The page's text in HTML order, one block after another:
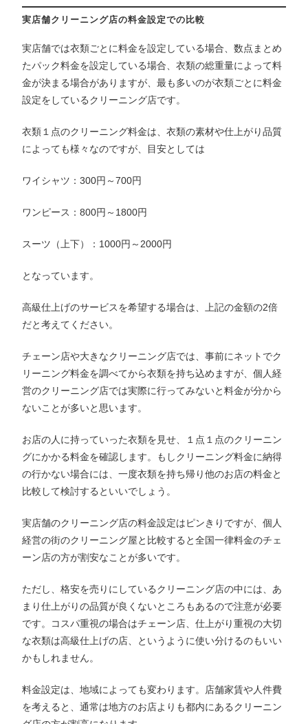
実店舗クリーニング店の料金設定での比較
実店舗では衣類ごとに料金を設定している場合、数点まとめ
たパック料金を設定している場合、衣類の総重量によって料
金が決まる場合がありますが、最も多いのが衣類ごとに料金
設定をしているクリーニング店です。
衣類１点のクリーニング料金は、衣類の素材や仕上がり品質
によっても様々なのですが、目安としては
ワイシャツ：300円～700円
ワンピース：800円～1800円
スーツ（上下）：1000円～2000円
となっています。
高級仕上げのサービスを希望する場合は、上記の金額の2倍
だと考えてください。
チェーン店や大きなクリーニング店では、事前にネットでク
リーニング料金を調べてから衣類を持ち込めますが、個人経
営のクリーニング店では実際に行ってみないと料金が分から
ないことが多いと思います。
お店の人に持っていった衣類を見せ、１点１点のクリーニン
グにかかる料金を確認します。もしクリーニング料金に納得
の行かない場合には、一度衣類を持ち帰り他のお店の料金と
比較して検討するといいでしょう。
実店舗のクリーニング店の料金設定はピンきりですが、個人
経営の街のクリーニング屋と比較すると全国一律料金のチェ
ーン店の方が割安なことが多いです。
ただし、格安を売りにしているクリーニング店の中には、あ
まり仕上がりの品質が良くないところもあるので注意が必要
です。コスパ重視の場合はチェーン店、仕上がり重視の大切
な衣類は高級仕上げの店、というように使い分けるのもいい
かもしれません。
料金設定は、地域によっても変わります。店舗家賃や人件費
を考えると、通常は地方のお店よりも都内にあるクリーニン